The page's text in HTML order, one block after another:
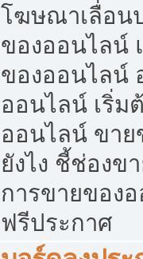
โฆษณาเลื่อน
ของออนไลน์
ของออนไลน์
ออนไลน์ เริ่ม
ออนไลน์ ขาย
ยังไง ชี้ช่องข
การขายของ
ฟรีประกาศ